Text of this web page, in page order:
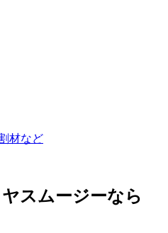
材など
スムージーなら